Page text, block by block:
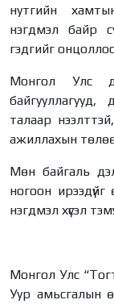
нутгийн
нэгдмэл байр
гэдгийг
Монгол Улс
байгууллагууд,
талаар
ажиллахын
Мөн байгаль
ногоон ирээдүйг
нэгдмэл хүсэл
Монгол Улс
Уур амьсгалын